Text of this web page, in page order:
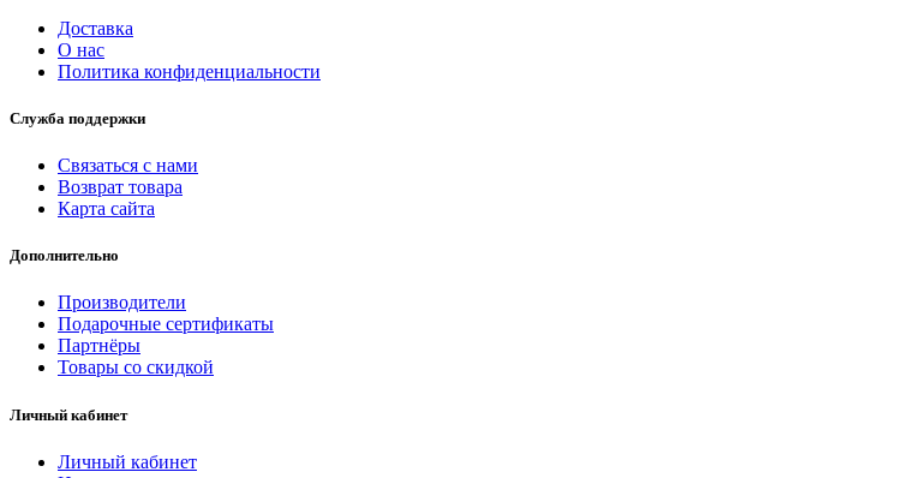
Доставка
О нас
Политика конфиденциальности
Служба поддержки
Связаться с нами
Возврат товара
Карта сайта
Дополнительно
Производители
Подарочные сертификаты
Партнёры
Товары со скидкой
Личный кабинет
Личный кабинет